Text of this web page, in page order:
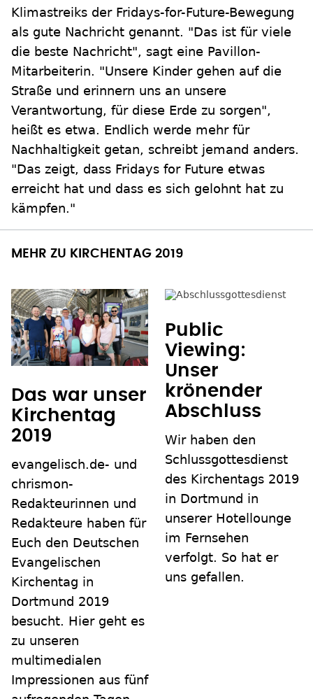
Klimastreiks der Fridays-for-Future-Bewegung
als gute Nachricht genannt. "Das ist für viele
die beste Nachricht", sagt eine Pavillon-
Mitarbeiterin. "Unsere Kinder gehen auf die
Straße und erinnern uns an unsere
Verantwortung, für diese Erde zu sorgen",
heißt es etwa. Endlich werde mehr für
Nachhaltigkeit getan, schreibt jemand anders.
"Das zeigt, dass Fridays for Future etwas
erreicht hat und dass es sich gelohnt hat zu
kämpfen."
MEHR ZU KIRCHENTAG 2019
Das war unser
Kirchentag
2019
evangelisch.de- und
chrismon-
Redakteurinnen und
Redakteure haben für
Euch den Deutschen
Evangelischen
Kirchentag in
Dortmund 2019
besucht. Hier geht es
zu unseren
multimedialen
Impressionen aus fünf
Public
Viewing:
Unser
krönender
Abschluss
Wir haben den
Schlussgottesdienst
des Kirchentags 2019
in Dortmund in
unserer Hotellounge
im Fernsehen
verfolgt. So hat er
uns gefallen.